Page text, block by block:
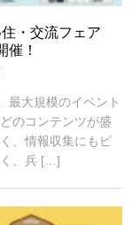
・交流フェア
！
2
最大規模のイベント
のコンテンツが盛
、情報収集にもピ
く、兵 […]